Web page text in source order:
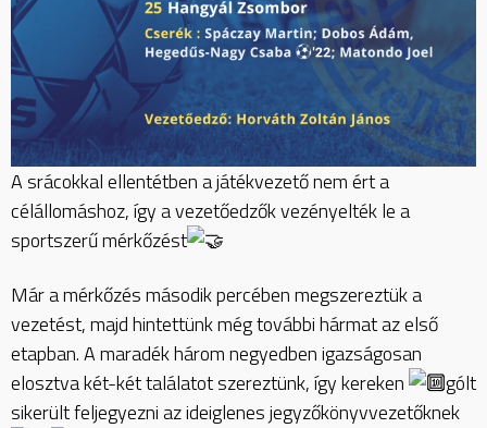
A srácokkal ellentétben a játékvezető nem ért a
célállomáshoz, így a vezetőedzők vezényelték le a
sportszerű mérkőzést
Mára mérkőzés második percében megszereztük a
vezetést, majd hintettünk még további hármat az első
etapban. A maradék három negyedben igazságosan
elosztva két-két találatot szereztünk, így kereken
gólt
sikerült feljegyezni az ideiglenes jegyzőkönyvvezetőknek